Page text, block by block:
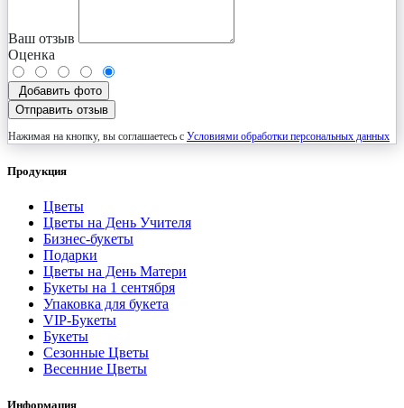
Ваш отзыв
Оценка
Добавить фото
Отправить отзыв
Нажимая на кнопку, вы соглашаетесь с Условиями обработки персональных данных
Продукция
Цветы
Цветы на День Учителя
Бизнес-букеты
Подарки
Цветы на День Матери
Букеты на 1 сентября
Упаковка для букета
VIP-Букеты
Букеты
Сезонные Цветы
Весенние Цветы
Информация